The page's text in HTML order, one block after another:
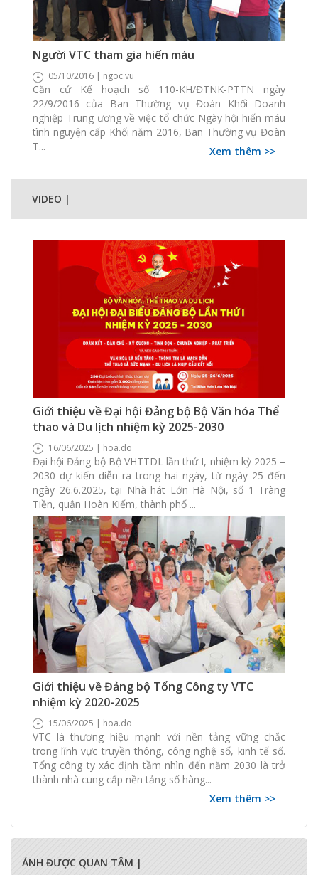
Người VTC tham gia hiến máu
05/10/2016 | ngoc.vu
Căn cứ Kế hoạch số 110-KH/ĐTNK-PTTN ngày
22/9/2016 của Ban Thường vụ Đoàn Khối Doanh
nghiệp Trung ương về việc tổ chức Ngày hội hiến máu
tình nguyện cấp Khối năm 2016, Ban Thường vụ Đoàn
T...
Xem thêm >>
VIDEO |
Giới thiệu về Đại hội Đảng bộ Bộ Văn hóa Thể
thao và Du lịch nhiệm kỳ 2025-2030
16/06/2025 | hoa.do
Đại hội Đảng bộ Bộ VHTTDL lần thứ I, nhiệm kỳ 2025 –
2030 dự kiến diễn ra trong hai ngày, từ ngày 25 đến
ngày 26.6.2025, tại Nhà hát Lớn Hà Nội, số 1 Tràng
Tiền, quận Hoàn Kiếm, thành phố ...
Giới thiệu về Đảng bộ Tổng Công ty VTC
nhiệm kỳ 2020-2025
15/06/2025 | hoa.do
VTC là thương hiệu mạnh với nền tảng vững chắc
trong lĩnh vực truyền thông, công nghệ số, kinh tế số.
Tổng công ty xác định tầm nhìn đến năm 2030 là trở
thành nhà cung cấp nền tảng số hàng...
Xem thêm >>
ẢNH ĐƯỢC QUAN TÂM |